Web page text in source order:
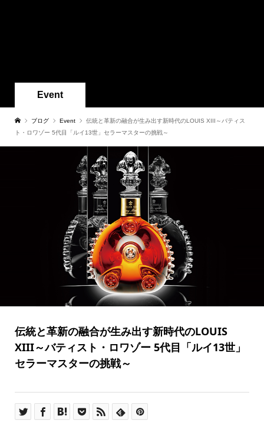
Event
ブログ Event
伝統と革新の融合が生み出す新時代のLOUIS XIII～バティス
ト・ロワゾー 5代目「ルイ13世」セラーマスターの挑戦～
伝統と革新の融合が生み出す新時代のLOUIS
XIII～バティスト・ロワゾー 5代目「ルイ13世」
セラーマスターの挑戦～